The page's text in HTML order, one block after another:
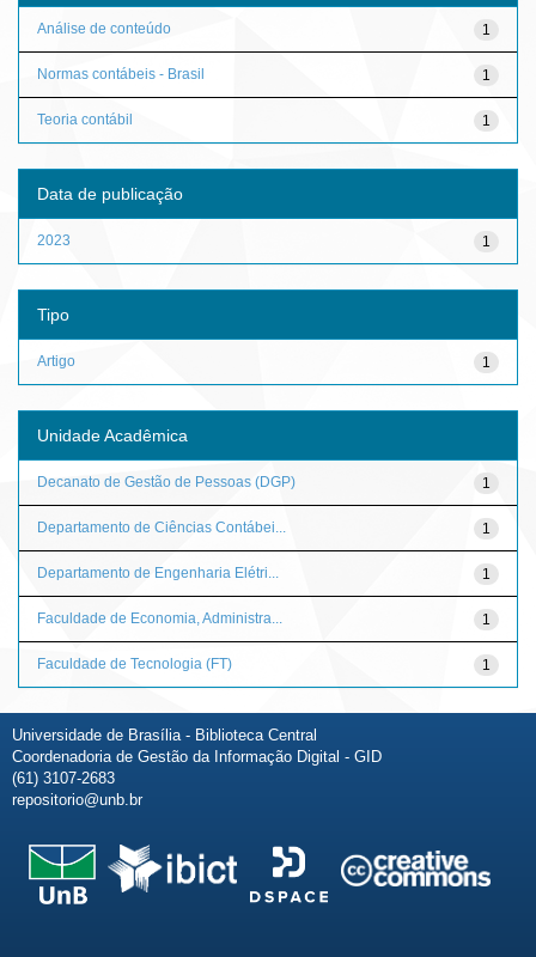
1
Análise de conteúdo
1
Normas contábeis - Brasil
1
Teoria contábil
Data de publicação
1
2023
Tipo
1
Artigo
Unidade Acadêmica
1
Decanato de Gestão de Pessoas (DGP)
1
Departamento de Ciências Contábei...
1
Departamento de Engenharia Elétri...
1
Faculdade de Economia, Administra...
1
Faculdade de Tecnologia (FT)
Universidade de Brasília - Biblioteca Central
Coordenadoria de Gestão da Informação Digital - GID
(61) 3107-2683
repositorio@unb.br